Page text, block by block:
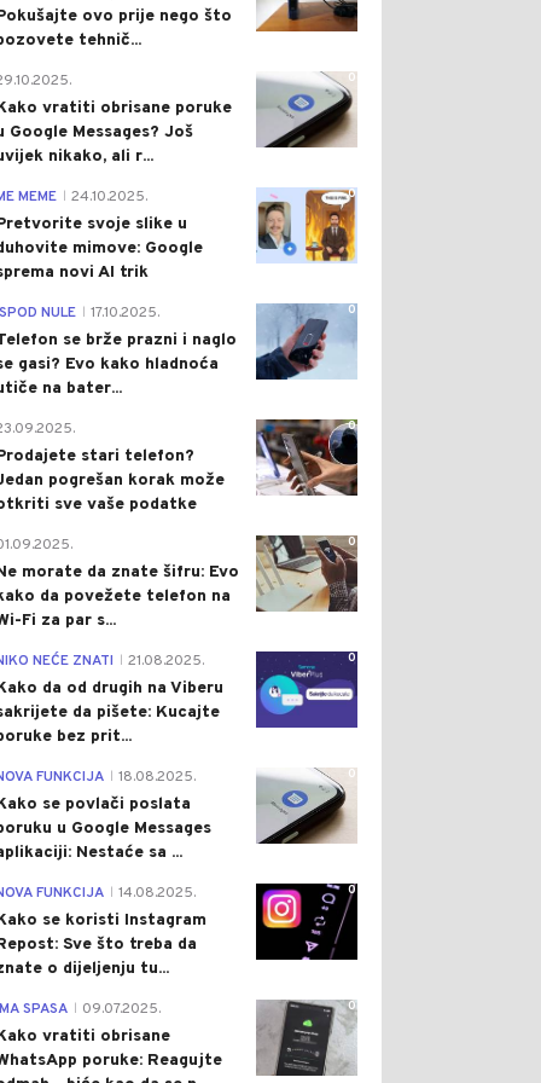
ovo prije nego što
tehnič...
0
vratiti obrisane poruke
Google Messages? Još
nikako, ali r...
0
MEME 24.10.2025.
svoje slike u
mimove: Google
novi AI trik
0
NULE 17.10.2025.
se brže prazni i naglo
gasi? Evo kako hladnoća
na bater...
0
stari telefon?
pogrešan korak može
sve vaše podatke
0
morate da znate šifru: Evo
da povežete telefon na
Fi za par s...
0
NEĆE ZNATI 21.08.2025.
da od drugih na Viberu
da pišete: Kucajte
bez prit...
0
FUNKCIJA 18.08.2025.
se povlači poslata
u Google Messages
Nestaće sa ...
0
FUNKCIJA 14.08.2025.
se koristi Instagram
Sve što treba da
o dijeljenju tu...
0
SPASA 09.07.2025.
vratiti obrisane
poruke: Reagujte